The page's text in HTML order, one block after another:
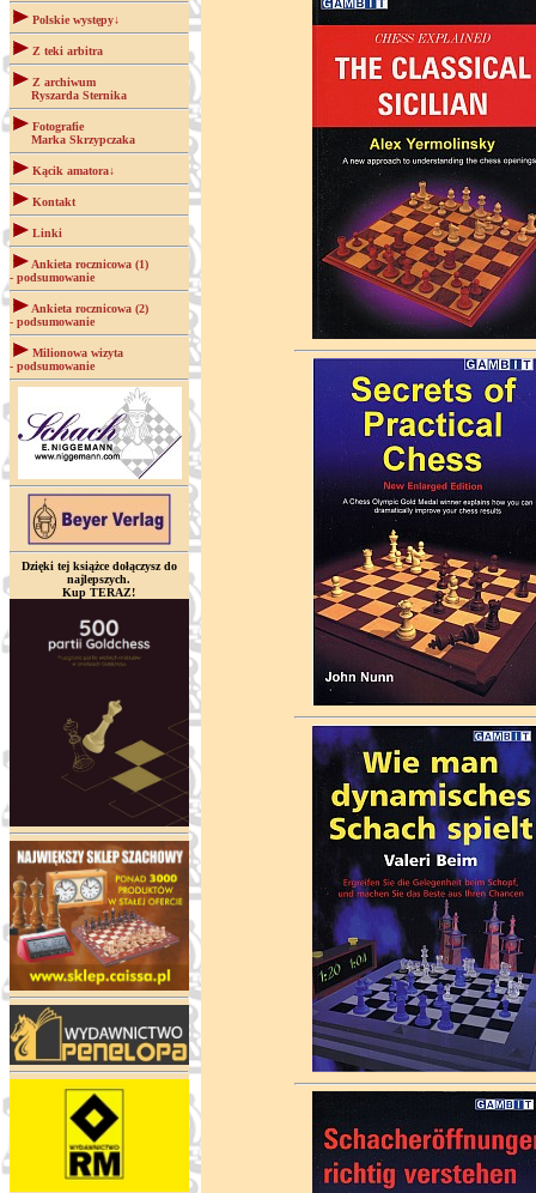
Polskie występy↓
Z teki arbitra
Z archiwum
Ryszarda Sternika
Fotografie
Marka Skrzypczaka
Kącik amatora↓
Kontakt
Linki
Ankieta rocznicowa (1)
- podsumowanie
Ankieta rocznicowa (2)
- podsumowanie
Milionowa wizyta
- podsumowanie
Dzięki tej książce dołączysz do
najlepszych.
Kup TERAZ!